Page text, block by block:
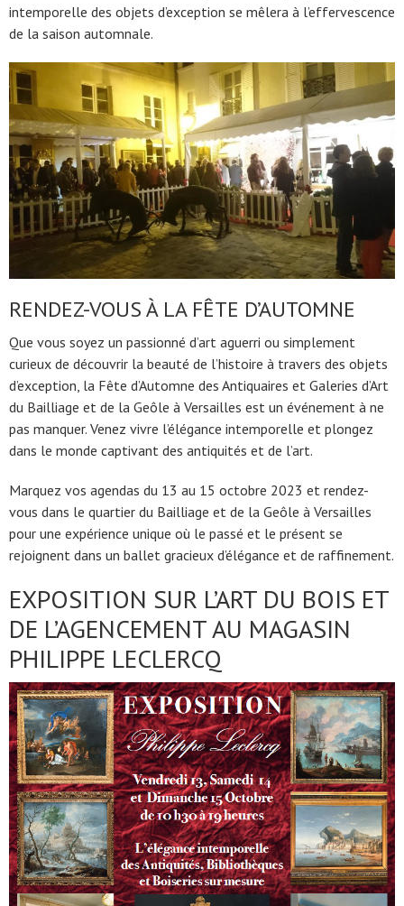
intemporelle des objets d’exception se mêlera à l’effervescence
de la saison automnale.
RENDEZ-VOUS À LA FÊTE D’AUTOMNE
Que vous soyez un passionné d’art aguerri ou simplement
curieux de découvrir la beauté de l’histoire à travers des objets
d’exception, la Fête d’Automne des Antiquaires et Galeries d’Art
du Bailliage et de la Geôle à Versailles est un événement à ne
pas manquer. Venez vivre l’élégance intemporelle et plongez
dans le monde captivant des antiquités et de l’art.
Marquez vos agendas du 13 au 15 octobre 2023 et rendez-
vous dans le quartier du Bailliage et de la Geôle à Versailles
pour une expérience unique où le passé et le présent se
rejoignent dans un ballet gracieux d’élégance et de raffinement.
EXPOSITION SUR L’ART DU BOIS ET
DE L’AGENCEMENT AU MAGASIN
PHILIPPE LECLERCQ